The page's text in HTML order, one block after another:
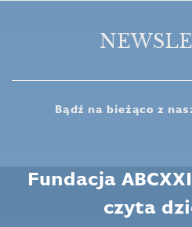
Bądź na bieżąco z
Fundacja
czyta